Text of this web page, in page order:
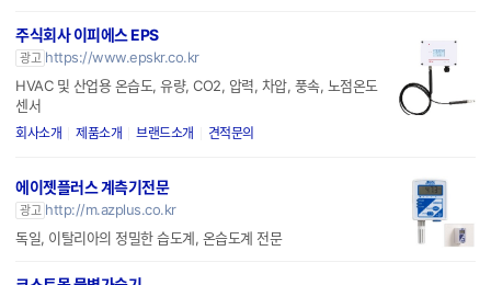
주식회사 이피에스 EPS
광고 https://www.epskr.co.kr
HVAC 및 산업용 온습도, 유량, CO2, 압력, 차압, 풍속, 노점온도
센서
회사소개 제품소개 브랜드소개 견적문의
에이젯플러스 계측기전문
광고 http://m.azplus.co.kr
독일, 이탈리아의 정밀한 습도계, 온습도계 전문